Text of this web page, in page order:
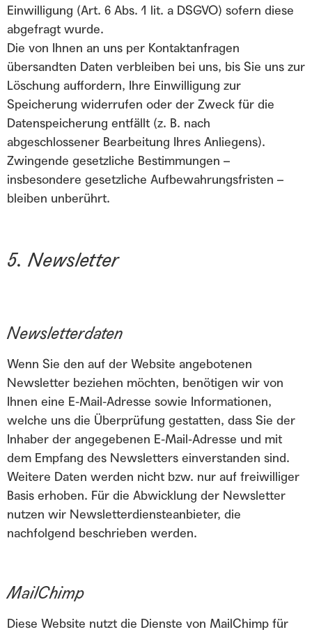
Einwilligung (Art. 6 Abs. 1 lit. a DSGVO) sofern diese
abgefragt wurde.
Die von Ihnen an uns per Kontaktanfragen
übersandten Daten verbleiben bei uns, bis Sie uns zur
Löschung auffordern, Ihre Einwilligung zur
Speicherung widerrufen oder der Zweck für die
Datenspeicherung entfällt (z. B. nach
abgeschlossener Bearbeitung Ihres Anliegens).
Zwingende gesetzliche Bestimmungen –
insbesondere gesetzliche Aufbewahrungsfristen –
bleiben unberührt.
5. Newsletter
Newsletterdaten
Wenn Sie den auf der Website angebotenen
Newsletter beziehen möchten, benötigen wir von
Ihnen eine E-Mail-Adresse sowie Informationen,
welche uns die Überprüfung gestatten, dass Sie der
Inhaber der angegebenen E-Mail-Adresse und mit
dem Empfang des Newsletters einverstanden sind.
Weitere Daten werden nicht bzw. nur auf freiwilliger
Basis erhoben. Für die Abwicklung der Newsletter
nutzen wir Newsletterdiensteanbieter, die
nachfolgend beschrieben werden.
MailChimp
Diese Website nutzt die Dienste von MailChimp für